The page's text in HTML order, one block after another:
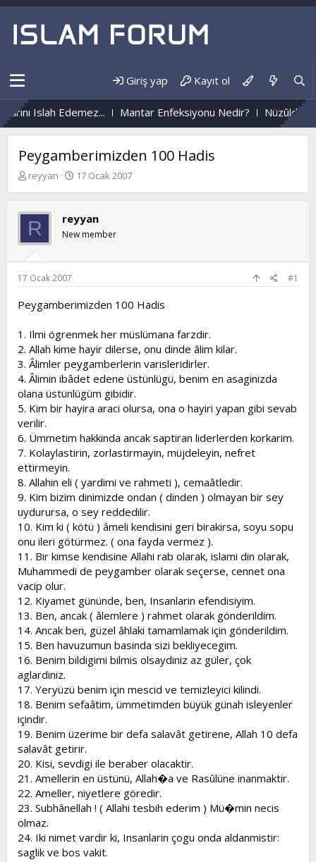
Giriş yap Kayıt ol
Islah Edemez... Mantar Enfeksiyonu Nedir? Nüzûlden
Peygamberimizden 100 Hadis
K
b
u
y
u
b
a
l
a
a
n
reyyan
B
a
n
ı
a
h
17 Ocak 2007
R reyyan
New member
17 Ocak 2007 #1
Peygamberimizden 100 Hadis
1. Ilmi ögrenmek her müslümana farzdir.
2. Allah kime hayir dilerse, onu dinde âlim kilar.
3. Âlimler peygamberlerin varisleridirler.
4. Âlimin ibâdet edene üstünlügü, benim en asaginizda
olana üstünlügüm gibidir.
5. Kim bir hayira araci olursa, ona o hayiri yapan gibi sevab
verilir.
6. Ümmetim hakkinda ancak saptiran liderlerden korkarim.
7. Kolaylastirin, zorlastirmayin, müjdeleyin, nefret
ettirmeyin.
8. Allahin eli ( yardimi ve rahmeti ), cemaâtledir.
9. Kim bizim dinimizde ondan ( dinden ) olmayan bir sey
uydurursa, o sey reddedilir.
10. Kim ki ( kötü ) âmeli kendisini geri birakirsa, soyu sopu
onu ileri götürmez. ( ona fayda vermez ).
11. Bir kimse kendisine Allahi rab olarak, islami din olarak,
Muhammedi de peygamber olarak seçerse, cennet ona
vacip olur.
12. Kiyamet gününde, ben, Insanlarin efendisiyim.
13. Ben, ancak ( âlemlere ) rahmet olarak gönderildim.
14. Ancak ben, güzel âhlaki tamamlamak için gönderildim.
15. Ben havuzumun basinda sizi bekliyecegim.
16. Benim bildigimi bilmis olsaydiniz az güler, çok
aglardiniz.
17. Yeryüzü benim için mescid ve temizleyici kilindi.
18. Benim sefaâtim, ümmetimden büyük günah isleyenler
içindir.
19. Benim üzerime bir defa salavât getirene, Allah 10 defa
salavât getirir.
20. Kisi, sevdigi ile beraber olacaktir.
21. Amellerin en üstünü, Allah�a ve Rasûlüne inanmaktir.
22. Ameller, niyetlere göredir.
23. Subhânellah ! ( Allahi tesbih ederim ) Mü�min necis
olmaz.
24. Iki nimet vardir ki, Insanlarin çogu onda aldanmistir:
saglik ve bos vakit.